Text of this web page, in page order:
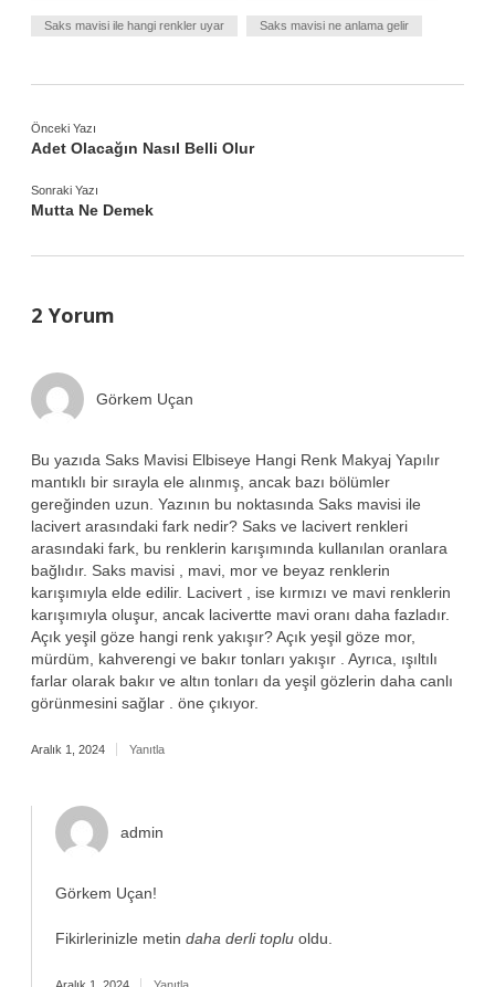
Saks mavisi ile hangi renkler uyar Saks mavisi ne anlama gelir
Önceki Yazı
Adet Olacağın Nasıl Belli Olur
Sonraki Yazı
Mutta Ne Demek
2 Yorum
Görkem Uçan
Bu yazıda Saks Mavisi Elbiseye Hangi Renk Makyaj Yapılır
mantıklı bir sırayla ele alınmış, ancak bazı bölümler
gereğinden uzun. Yazının bu noktasında Saks mavisi ile
lacivert arasındaki fark nedir? Saks ve lacivert renkleri
arasındaki fark, bu renklerin karışımında kullanılan oranlara
bağlıdır. Saks mavisi , mavi, mor ve beyaz renklerin
karışımıyla elde edilir. Lacivert , ise kırmızı ve mavi renklerin
karışımıyla oluşur, ancak lacivertte mavi oranı daha fazladır.
Açık yeşil göze hangi renk yakışır? Açık yeşil göze mor,
mürdüm, kahverengi ve bakır tonları yakışır . Ayrıca, ışıltılı
farlar olarak bakır ve altın tonları da yeşil gözlerin daha canlı
görünmesini sağlar . öne çıkıyor.
Aralık 1, 2024 Yanıtla
admin
Görkem Uçan!
Fikirlerinizle metin daha derli toplu oldu.